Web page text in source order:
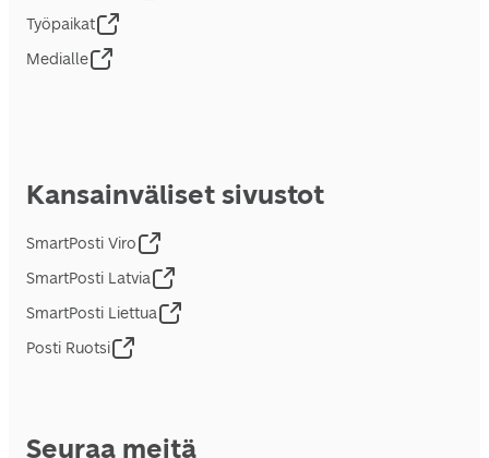
Työpaikat
Medialle
Kansainväliset sivustot
SmartPosti Viro
SmartPosti Latvia
SmartPosti Liettua
Posti Ruotsi
Seuraa meitä